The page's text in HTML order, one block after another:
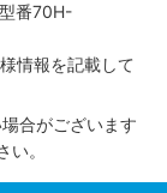
番70H-
情報を記載して
合がございます
い。